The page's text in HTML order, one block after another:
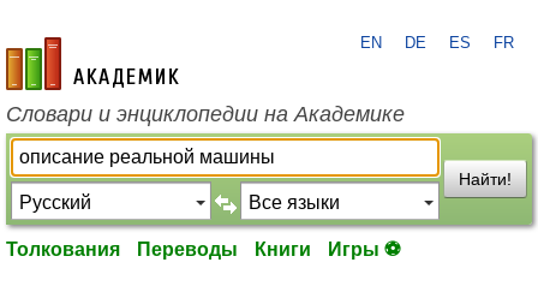
academic.ru
EN DE ES FR
Словари и энциклопедии на Академике
Найти!
Толкования Переводы Книги Игры ⚽